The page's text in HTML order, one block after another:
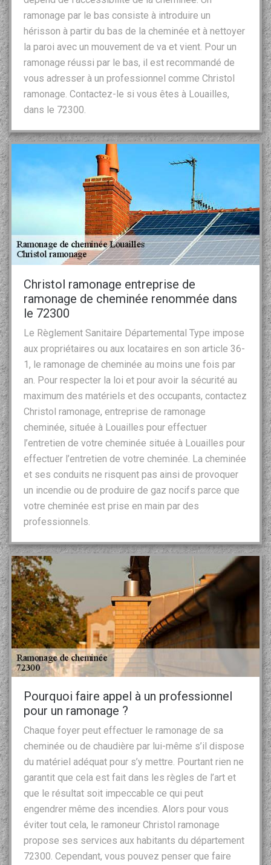
ramonage par le bas consiste à introduire un
hérisson à partir du bas de la cheminée et à nettoyer
la paroi avec un mouvement de va et vient. Pour un
ramonage réussi par le bas, il est recommandé de
vous adresser à un professionnel comme Christol
ramonage. Contactez-le si vous êtes à Louailles,
dans le 72300.
Christol ramonage entreprise de
ramonage de cheminée renommée dans
le 72300
Le Règlement Sanitaire Départemental Type impose
aux propriétaires ou aux locataires en son article 36-
1, le ramonage de cheminée au moins une fois par
an. Pour respecter la loi et pour avoir la sécurité au
maximum des matériels et des occupants, contactez
Christol ramonage, entreprise de ramonage
cheminée, située à Louailles pour effectuer
l’entretien de votre cheminée située à Louailles pour
effectuer l’entretien de votre cheminée. La cheminée
et ses conduits ne risquent pas ainsi de provoquer
un incendie ou de produire de gaz nocifs parce que
votre cheminée est prise en main par des
professionnels.
Pourquoi faire appel à un professionnel
pour un ramonage ?
Chaque foyer peut effectuer le ramonage de sa
cheminée ou de chaudière par lui-même s’il dispose
du matériel adéquat pour s’y mettre. Pourtant rien ne
garantit que cela est fait dans les règles de l’art et
que le résultat soit impeccable ce qui peut
engendrer même des incendies. Alors pour vous
éviter tout cela, le ramoneur Christol ramonage
propose ses services aux habitants du département
72300. Cependant, vous pouvez penser que faire